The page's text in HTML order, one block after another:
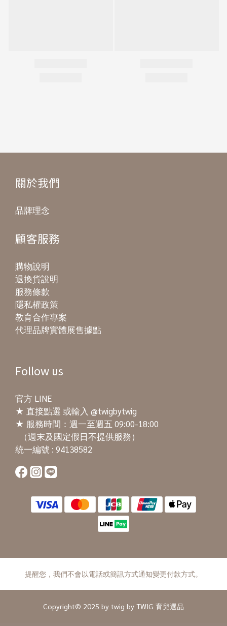
關於我們
品牌理念
顧客服務
購物說明
退換貨說明
服務條款
隱私權政策
教育合作專案
代理品牌實體展售據點
Follow us
官方 LINE
★ 直接點選 或輸入 @twigbytwig
★ 服務時間：週一至週五 09:00-18:00
（週末及國定假日不提供服務）
統一編號 : 94138582
提醒您，我們不會以電話或簡訊方式通知變更付款方式。
Copyright© 2025 by twig by TWIG 育兒選品